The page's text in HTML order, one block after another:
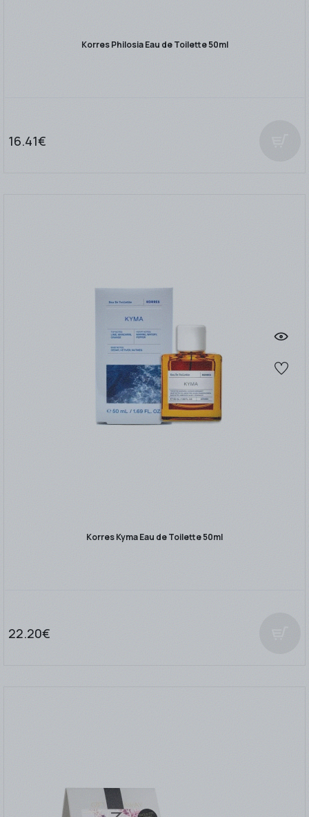
Korres Philosia Eau de Toilette 50ml
16.41€
Korres Kyma Eau de Toilette 50ml
22.20€